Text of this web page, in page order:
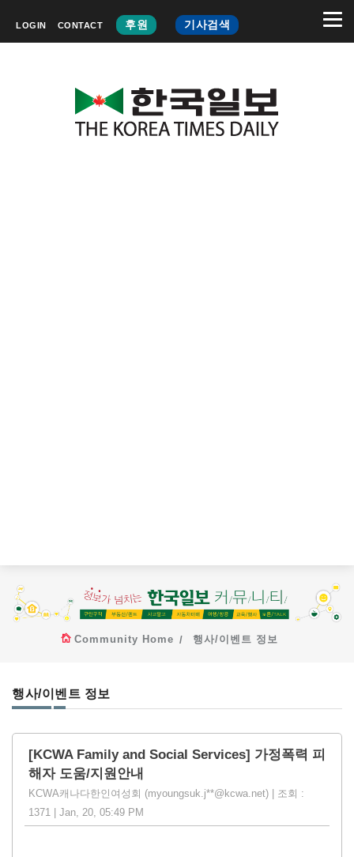
LOGIN CONTACT 후원 기사검색
Community Home 행사/이벤트 정보
행사/이벤트 정보
[KCWA Family and Social Services] 가정폭력 피
해자 도움/지원안내
KCWA캐나다한인여성회 (myoungsuk.j**@kcwa.net) | 조회 :
1371 | Jan, 20, 05:49 PM